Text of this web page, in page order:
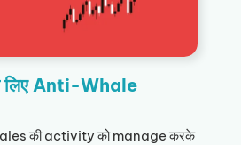
Anti-Whale
की activity को manage करके